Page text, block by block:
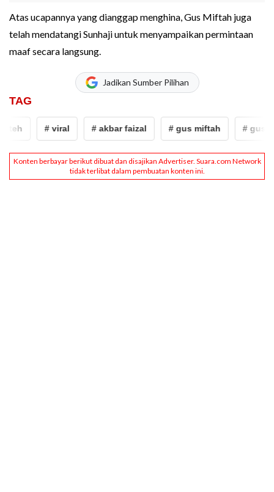
Atas ucapannya yang dianggap menghina, Gus Miftah juga
telah mendatangi Sunhaji untuk menyampaikan permintaan
maaf secara langsung.
Jadikan Sumber Pilihan
TAG
# viral # akbar faizal # gus miftah # gus